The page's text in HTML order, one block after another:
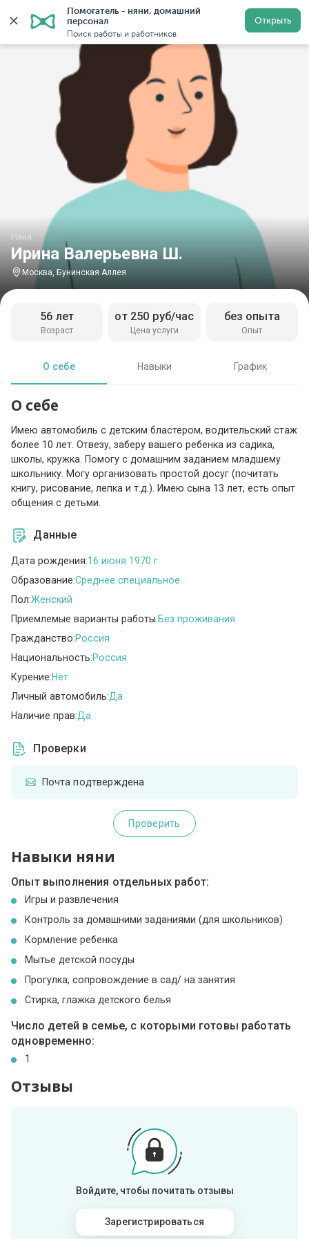
Помогатель - няни, домашний
персонал
Поиск работы и работников
Открыть
Главная Няни Няни в Москве Няни у метро
Ирина Валерьевна Ш.
Няня
Москва, Бунинская Аллея
Возраст
56 лет
Цена услуги
от 250 руб/час
Опыт
без опыта
О себе Навыки График
О себе
Имею автомобиль с детским бластером, водительский стаж
более 10 лет. Отвезу, заберу вашего ребенка из садика,
школы, кружка. Помогу с домашним заданием младшему
школьнику. Могу организовать простой досуг (почитать
книгу, рисование, лепка и т.д.). Имею сына 13 лет, есть опыт
общения с детьми.
Данные
Дата рождения:16 июня 1970 г.
Образование:Среднее специальное
Пол:Женский
Приемлемые варианты работы:Без проживания
Гражданство:Россия
Национальность:Россия
Курение:Нет
Личный автомобиль:Да
Наличие прав:Да
Проверки
Почта подтверждена
Проверить
Навыки няни
Опыт выполнения отдельных работ:
Игры и развлечения
Контроль за домашними заданиями (для школьников)
Кормление ребенка
Мытье детской посуды
Прогулка, сопровождение в сад/ на занятия
Стирка, глажка детского белья
Число детей в семье, с которыми готовы работать
одновременно:
1
Отзывы
Войдите, чтобы почитать отзывы
Зарегистрироваться